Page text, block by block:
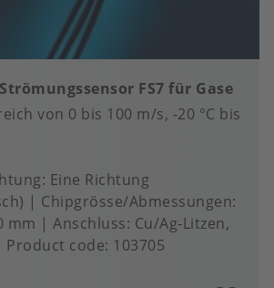
FS7 für Gase
von 0 bis 100 m/s, -20 °C bis
Eine Richtung
Chipgrösse/Abmessungen
mm
Anschluss Cu/Ag-Litzen,
Product code: 103705